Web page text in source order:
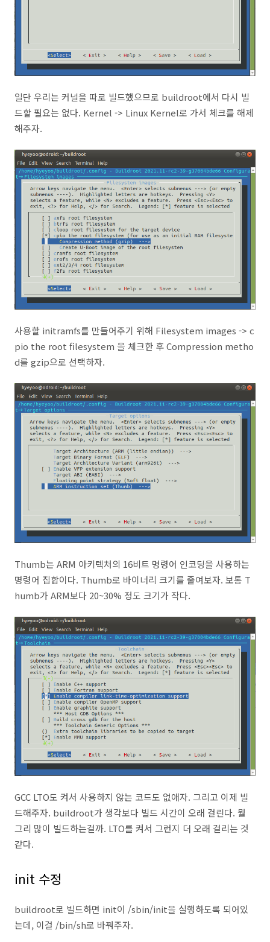
일단 우리는 커널을 따로 빌드했으므로 buildroot에서 다시 빌
드할 필요는 없다. Kernel -> Linux Kernel로 가서 체크를 해제
해주자.
사용할 initramfs를 만들어주기 위해 Filesystem images -> c
pio the root filesystem 을 체크한 후 Compression metho
d를 gzip으로 선택하자.
Thumb는 ARM 아키텍처의 16비트 명령어 인코딩을 사용하는
명령어 집합이다. Thumb로 바이너리 크기를 줄여보자. 보통 T
humb가 ARM보다 20~30% 정도 크기가 작다.
GCC LTO도 켜서 사용하지 않는 코드도 없애자. 그리고 이제 빌
드해주자. buildroot가 생각보다 빌드 시간이 오래 걸린다. 뭘
그리 많이 빌드하는걸까. LTO를 켜서 그런지 더 오래 걸리는 것
같다.
init 수정
buildroot로 빌드하면 init이 /sbin/init을 실행하도록 되어있
는데, 이걸 /bin/sh로 바꿔주자.